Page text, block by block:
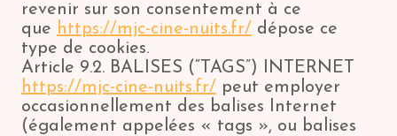
revenir sur son consentement à ce
que https://mjc-cine-nuits.fr/ dépose ce
type de cookies.
Article 9.2. BALISES (“TAGS”) INTERNET
https://mjc-cine-nuits.fr/ peut employer
occasionnellement des balises Internet
(également appelées « tags », ou balises